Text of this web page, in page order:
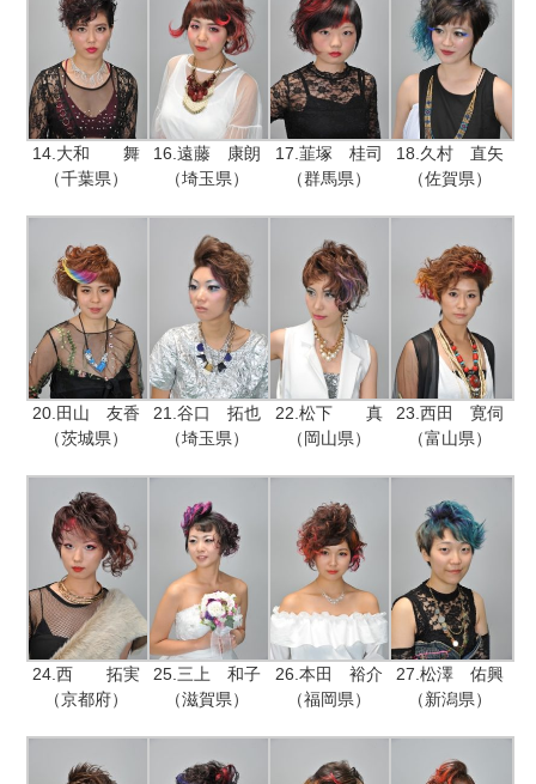
14.大和 舞
（千葉県）
16.遠藤 康朗
（埼玉県）
17.韮塚 桂司
（群馬県）
18.久村 直矢
（佐賀県）
20.田山 友香
（茨城県）
21.谷口 拓也
（埼玉県）
22.松下 真
（岡山県）
23.西田 寛伺
（富山県）
24.西 拓実
（京都府）
25.三上 和子
（滋賀県）
26.本田 裕介
（福岡県）
27.松澤 佑興
（新潟県）